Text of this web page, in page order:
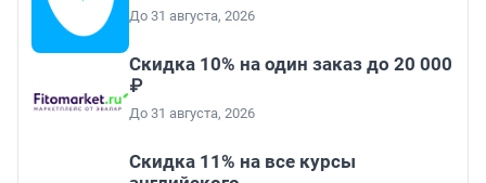
До 31 августа, 2026
Скидка 10% на один заказ до 20 000
₽
До 31 августа, 2026
Скидка 11% на все курсы